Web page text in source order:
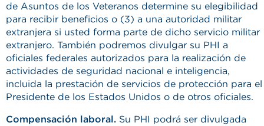
de Asuntos de los Veteranos determine su elegibilidad
para recibir beneficios o (3) a una autoridad militar
extranjera si usted forma parte de dicho servicio militar
extranjero. También podremos divulgar su PHI a
oficiales federales autorizados para la realización de
actividades de seguridad nacional e inteligencia,
incluida la prestación de servicios de protección para el
Presidente de los Estados Unidos o de otros oficiales.
Compensación laboral. Su PHI podrá ser divulgada